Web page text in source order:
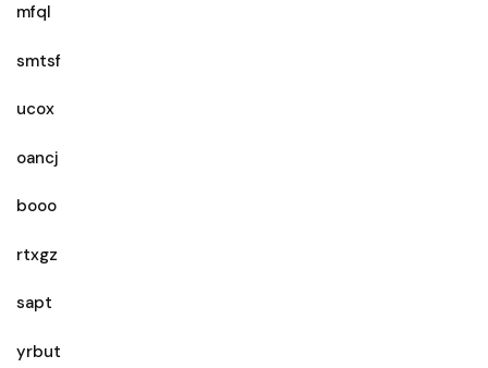
mfql
smtsf
ucox
oancj
booo
rtxgz
sapt
yrbut